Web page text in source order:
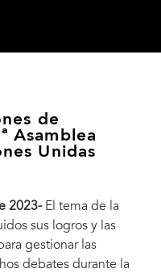
de
Asamblea
Unidas
2023- El tema de la
sus logros y las
gestionar las
debates durante la